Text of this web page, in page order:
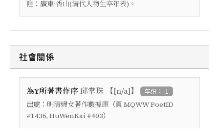
註： 廣東·香山(清代人物生卒年表)。
社會關係
為Y所著書作序邱掌珠 【[n/a]】 年份：-1
出處： 明清婦女著作數據庫 （頁 MQWW PoetID
#1436, HuWenKai #403）